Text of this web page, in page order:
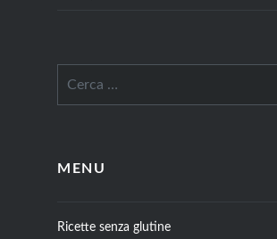
MENU
Ricette senza glutine